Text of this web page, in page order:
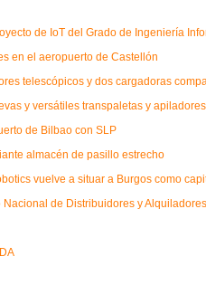
de IoT del Grado de Ingeniería
en el aeropuerto de Castellón
telescópicos y dos cargadoras
y versátiles transpaletas y
de Bilbao con SLP
almacén de pasillo estrecho
vuelve a situar a Burgos como
de Distribuidores y